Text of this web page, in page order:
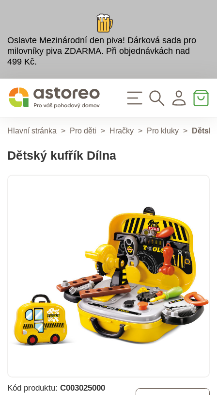
Oslavte Mezinárodní den piva! Dárková sada pro
milovníky piva ZDARMA. Při objednávkách nad
499 Kč.
Hlavní stránka > Pro děti > Hračky > Pro kluky >
Dětský kufřík Dílna
Kód produktu: C003025000